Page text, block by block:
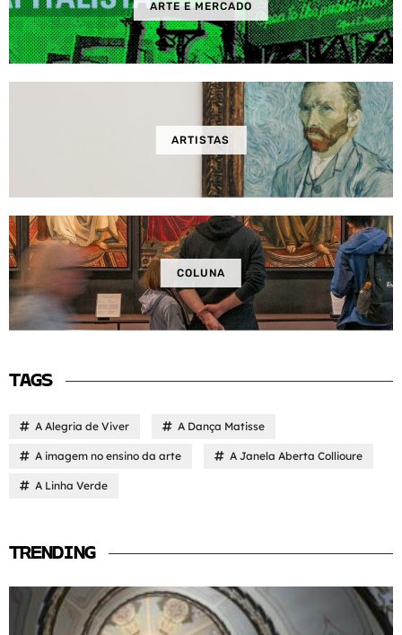
ARTE E MERCADO
ARTISTAS
COLUNA
TAGS
A Alegria de Viver A Dança Matisse
A imagem no ensino da arte A Janela Aberta Collioure
A Linha Verde
TRENDING